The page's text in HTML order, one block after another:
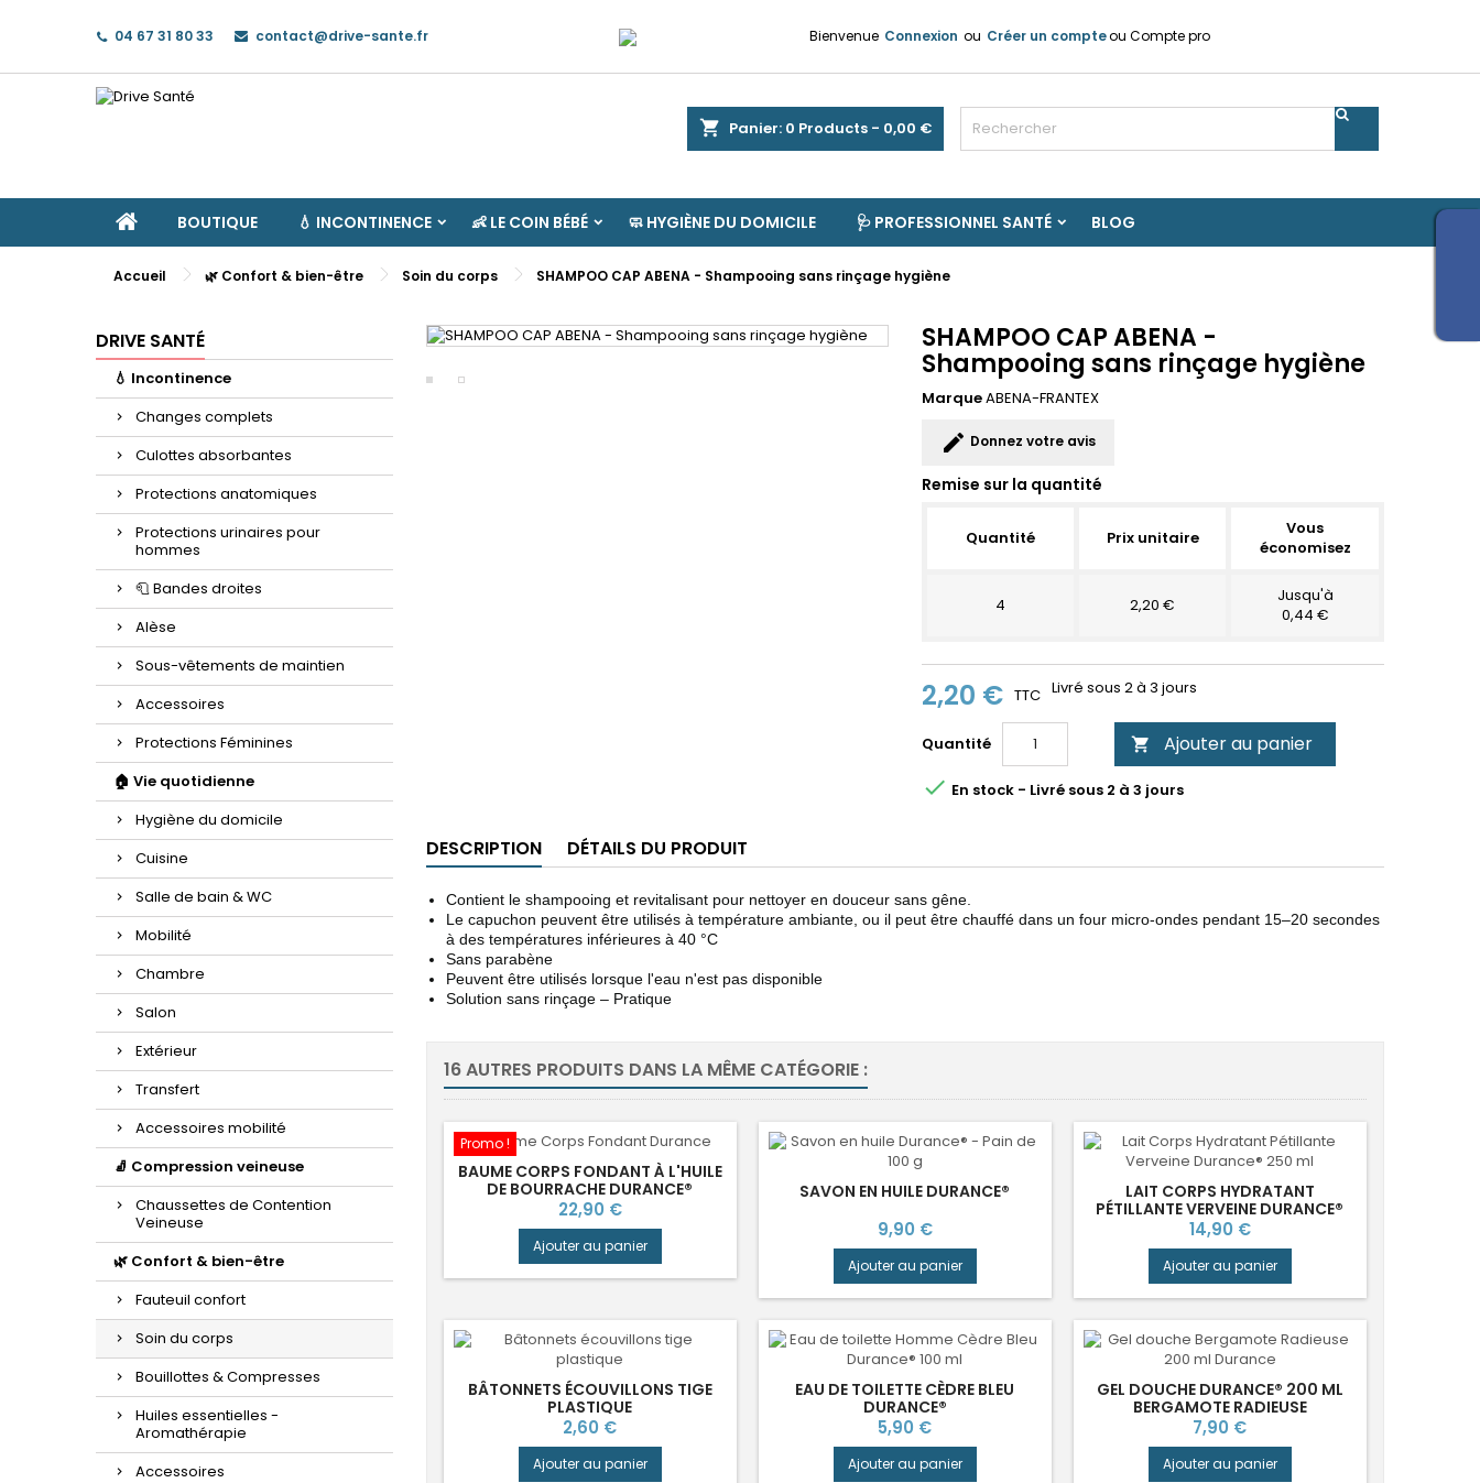
04 67 31 80 33 contact@drive-sante.fr Bienvenue Connexion ou Créer un compteou Compte pro
shopping_cart Panier: 0 Products - 0,00 €
BOUTIQUE 💧 INCONTINENCE 👶 LE COIN BÉBÉ 🧼 HYGIÈNE DU DOMICILE 🩺 PROFESSIONNEL SANTÉ BLOG
Accueil 🌿 Confort & bien-être Soin du corps SHAMPOO CAP ABENA - Shampooing sans rinçage hygiène
DRIVE SANTÉ
💧 Incontinence
Changes complets
Culottes absorbantes
Protections anatomiques
Protections urinaires pour
hommes
🧻 Bandes droites
Alèse
Sous-vêtements de maintien
Accessoires
Protections Féminines
🏠 Vie quotidienne
Hygiène du domicile
Cuisine
Salle de bain & WC
Mobilité
Chambre
Salon
Extérieur
Transfert
Accessoires mobilité
🧦 Compression veineuse
Chaussettes de Contention
Veineuse
🌿 Confort & bien-être
Fauteuil confort
Soin du corps
Bouillottes & Compresses
Huiles essentielles -
Aromathérapie
Accessoires
SHAMPOO CAP ABENA -
Shampooing sans rinçage hygiène
MarqueABENA-FRANTEX
edit Donnez votre avis
Remise sur la quantité
Quantité Prix unitaire
Vous
économisez
4 2,20 €
Jusqu'à
0,44 €
2,20 € TTC Livré sous 2 à 3 jours
Quantité  Ajouter au panier
 En stock - Livré sous 2 à 3 jours
DESCRIPTION DÉTAILS DU PRODUIT
Contient le shampooing et revitalisant pour nettoyer en douceur sans gêne.
Le capuchon peuvent être utilisés à température ambiante, ou il peut être chauffé dans un four micro-ondes pendant 15–20 secondes
à des températures inférieures à 40 °C
Sans parabène
Peuvent être utilisés lorsque l'eau n'est pas disponible
Solution sans rinçage – Pratique
16 AUTRES PRODUITS DANS LA MÊME CATÉGORIE :
Promo !
BAUME CORPS FONDANT À L'HUILE
DE BOURRACHE DURANCE®
Prix
22,90 €
Ajouter au panier
SAVON EN HUILE DURANCE®
Prix
9,90 €
Ajouter au panier
LAIT CORPS HYDRATANT
PÉTILLANTE VERVEINE DURANCE®
Prix
14,90 €
Ajouter au panier
BÂTONNETS ÉCOUVILLONS TIGE
PLASTIQUE
Prix
2,60 €
Ajouter au panier
EAU DE TOILETTE CÈDRE BLEU
DURANCE®
Prix
5,90 €
Ajouter au panier
GEL DOUCHE DURANCE® 200 ML
BERGAMOTE RADIEUSE
Prix
7,90 €
Ajouter au panier